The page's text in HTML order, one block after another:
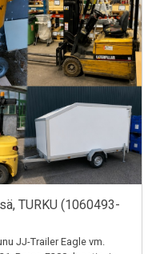
TURKU (1060493-
JJ-Trailer Eagle vm.